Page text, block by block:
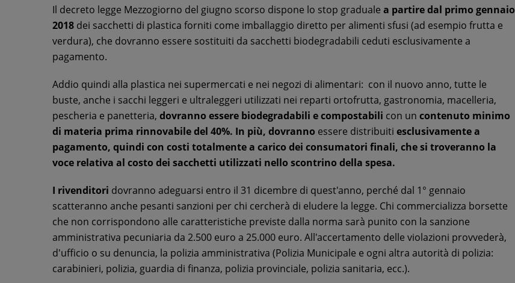
Il decreto legge Mezzogiorno del giugno scorso dispone lo stop graduale a partire dal primo gennaio
2018 dei sacchetti di plastica forniti come imballaggio diretto per alimenti sfusi (ad esempio frutta e
verdura), che dovranno essere sostituiti da sacchetti biodegradabili ceduti esclusivamente a
pagamento.
Addio quindi alla plastica nei supermercati e nei negozi di alimentari: con il nuovo anno, tutte le
buste, anche i sacchi leggeri e ultraleggeri utilizzati nei reparti ortofrutta, gastronomia, macelleria,
pescheria e panetteria, dovranno essere biodegradabili e compostabili con un contenuto minimo
di materia prima rinnovabile del 40%. In più, dovranno essere distribuiti esclusivamente a
pagamento, quindi con costi totalmente a carico dei consumatori finali, che si troveranno la
voce relativa al costo dei sacchetti utilizzati nello scontrino della spesa.
I rivenditori dovranno adeguarsi entro il 31 dicembre di quest'anno, perché dal 1° gennaio
scatteranno anche pesanti sanzioni per chi cercherà di eludere la legge. Chi commercializza borsette
che non corrispondono alle caratteristiche previste dalla norma sarà punito con la sanzione
amministrativa pecuniaria da 2.500 euro a 25.000 euro. All'accertamento delle violazioni provvederà,
d'ufficio o su denuncia, la polizia amministrativa (Polizia Municipale e ogni altra autorità di polizia:
carabinieri, polizia, guardia di finanza, polizia provinciale, polizia sanitaria, ecc.).